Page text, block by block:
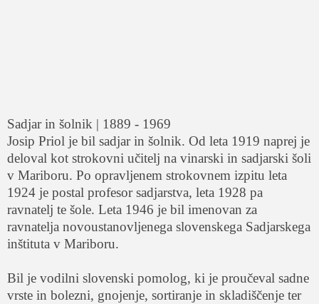
Sadjar in šolnik | 1889 - 1969
Josip Priol je bil sadjar in šolnik. Od leta 1919 naprej je
deloval kot strokovni učitelj na vinarski in sadjarski šoli
v Mariboru. Po opravljenem strokovnem izpitu leta
1924 je postal profesor sadjarstva, leta 1928 pa
ravnatelj te šole. Leta 1946 je bil imenovan za
ravnatelja novoustanovljenega slovenskega Sadjarskega
inštituta v Mariboru.
Bil je vodilni slovenski pomolog, ki je proučeval sadne
vrste in bolezni, gnojenje, sortiranje in skladiščenje ter